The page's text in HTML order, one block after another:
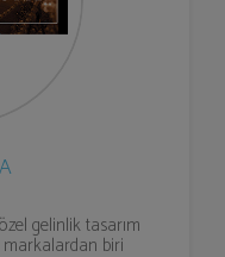
gelinlik tasarım
biri